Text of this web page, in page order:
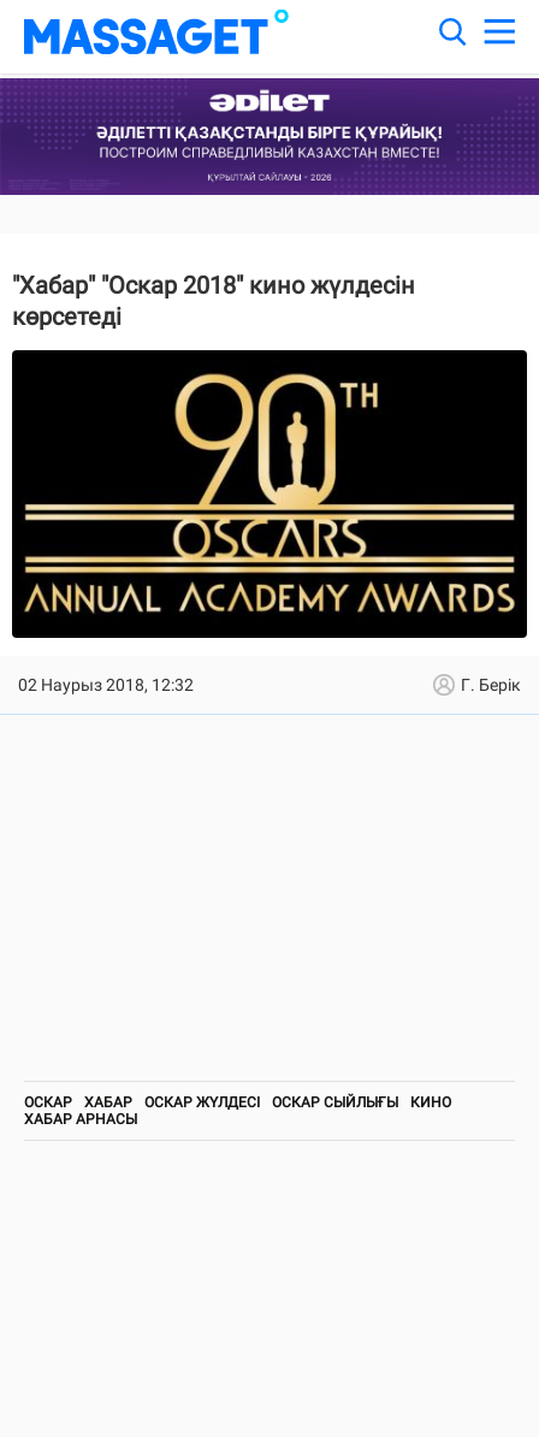
"Хабар" "Оскар 2018" кино жүлдесін
көрсетеді
02 Наурыз 2018, 12:32 Г. Берік
ОСКАР ХАБАР ОСКАР ЖҮЛДЕСІ ОСКАР СЫЙЛЫҒЫ
КИНО
ХАБАР АРНАСЫ